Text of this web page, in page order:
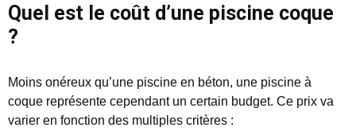
Quel est le coût d’une piscine coque
?
Moins onéreux qu’une piscine en béton, une piscine à
coque représente cependant un certain budget. Ce prix va
varier en fonction des multiples critères :